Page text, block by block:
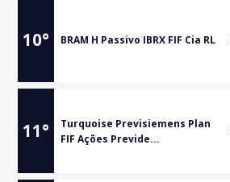
10° BRAM H Passivo IBRX FIF Cia RL
11°
Turquoise Previsiemens Plan
FIF Ações Previde...